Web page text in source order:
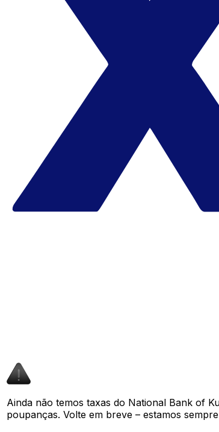
Ainda não temos taxas do National Bank of
poupanças. Volte em breve – estamos